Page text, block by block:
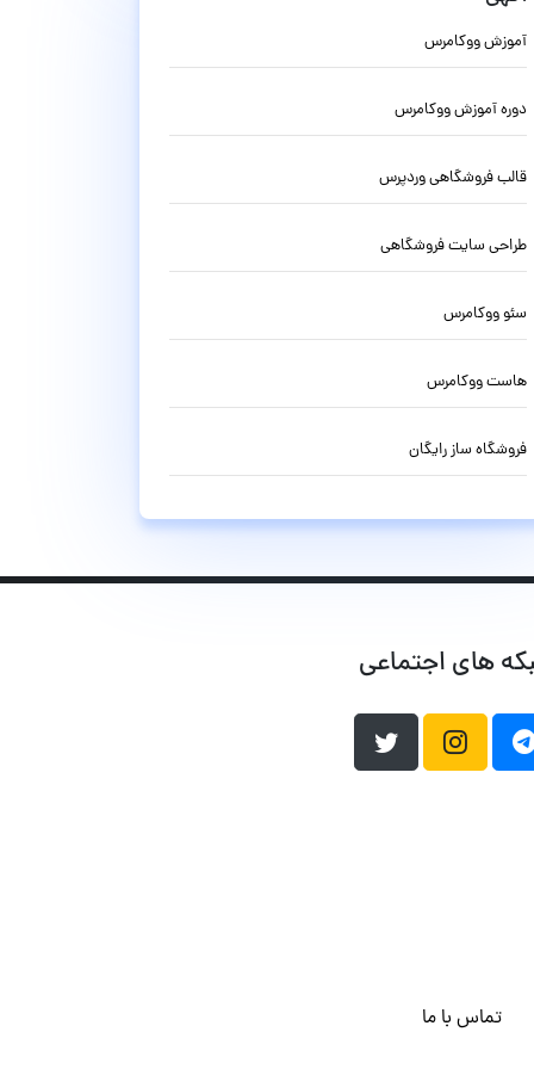
آموزش ووکامرس
دوره آموزش ووکامرس
قالب فروشگاهی وردپرس
طراحی سایت فروشگاهی
سئو ووکامرس
هاست ووکامرس
فروشگاه ساز رایگان
های اجتماعی
تماس با ما